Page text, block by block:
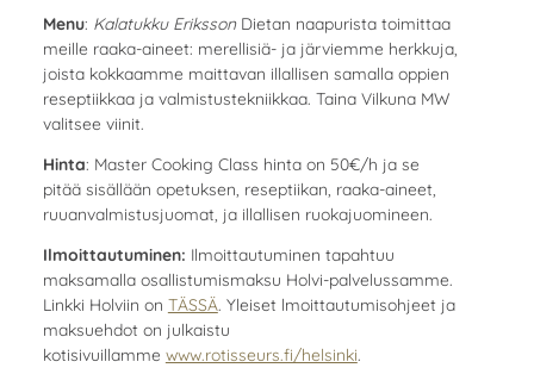
Menu: Kalatukku ErikssonDietan naapurista toimittaa
meille raaka-aineet: merellisiä- ja järviemme herkkuja,
joista kokkaamme maittavan illallisen samalla oppien
reseptiikkaa ja valmistustekniikkaa. Taina Vilkuna MW
valitsee viinit.
Hinta: Master Cooking Class hinta on 50€/h ja se
pitää sisällään opetuksen, reseptiikan, raaka-aineet,
ruuanvalmistusjuomat, ja illallisen ruokajuomineen.
Ilmoittautuminen: Ilmoittautuminen tapahtuu
maksamalla osallistumismaksu Holvi-palvelussamme.
Linkki Holviin on TÄSSÄ. Yleiset lmoittautumisohjeet ja
maksuehdot on julkaistu
kotisivuillamme www.rotisseurs.fi/helsinki.